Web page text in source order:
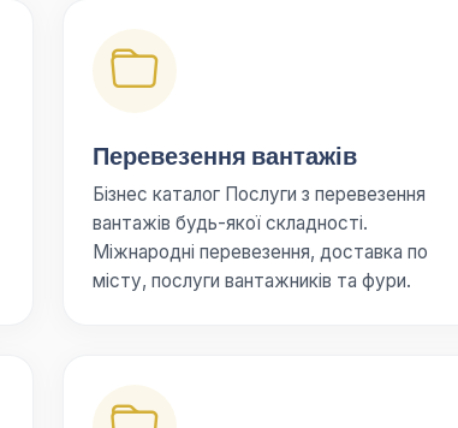
Перевезення вантажів
Бізнес каталог Послуги з перевезення
вантажів будь-якої складності.
Міжнародні перевезення, доставка по
місту, послуги вантажників та фури.